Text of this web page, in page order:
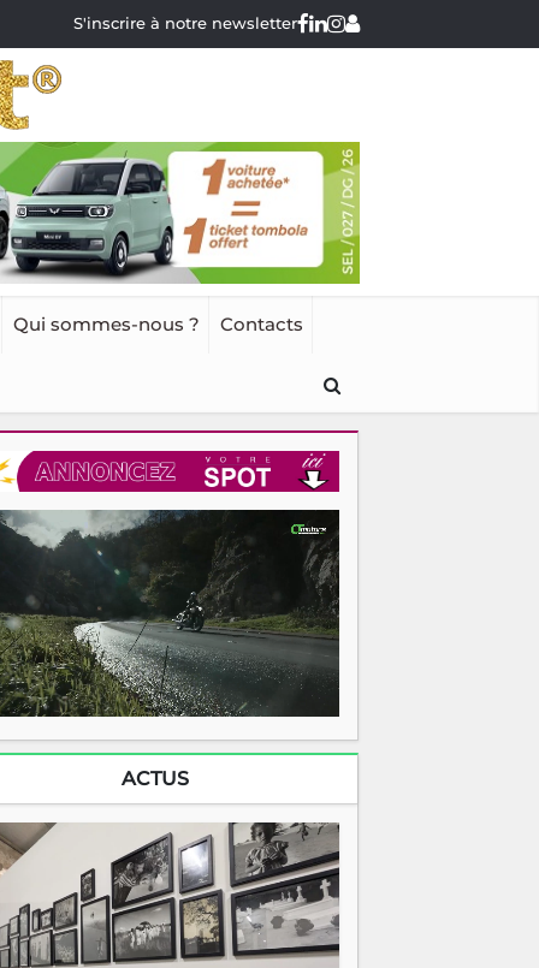
S'inscrire à notre newsletter
Qui sommes-nous ? Contacts
ACTUS